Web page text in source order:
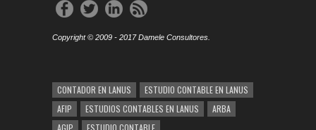
Copyright © 2009 - 2017 Damele Consultores.
CONTADOR EN LANUS
ESTUDIO CONTABLE EN LANUS
AFIP
ESTUDIOS CONTABLES EN LANUS
ARBA
AGIP
ESTUDIO CONTABLE